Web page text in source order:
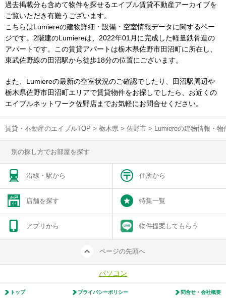
過去掲載分も含めて物件を探せるエイブル賃貸不動産アーカイブを
ご覧いただき有難うございます。
こちらはLumiereの建物詳細・設備・空室情報データに関するペー
ジです。2階建のLumiereは、2022年01月に完成した軽量鉄骨造の
アパートです。この賃貸アパートは栃木県佐野市田沼町に所在し、
東武佐野線の田沼駅から徒歩18分の位置にございます。
また、Lumiereの最新の空室状況のご確認でしたり、田沼駅周辺や
栃木県佐野市田沼町エリアで賃貸物件をお探しでしたら、お近くの
エイブルネットワーク佐野店までお気軽にお問合せください。
賃貸・不動産のエイブルTOP > 栃木県 > 佐野市 > Lumiereの建物情報・物
別の探し方でお部屋を探す
沿線・駅から 住所から
店舗を探す 特集一覧
アプリから 物件提案してもらう
ページの先頭へ
パソコン
トップ プライバシーポリシー 問合せ・会社概要